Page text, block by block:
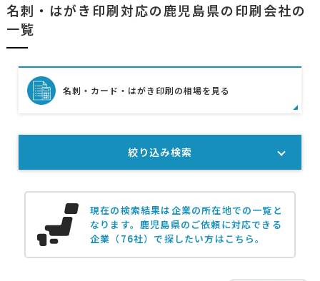
名刺・はがき印刷対応の鹿児島県の印刷会社の
一覧
現在の検索結果は企業の所在地での一覧と
なります。鹿児島県のご依頼に対応できる
企業（76社）で探したい方はこちら。
名刺・カード・はがき印刷の相場を見る
絞り込み検索